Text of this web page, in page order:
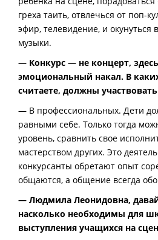
греха таить, отвлечься от поп-
эфир, телевидение, и окунуться
музыки.
— Конкурс — не концерт,
эмоциональный накал. В
считаете, должны
— В профессиональных. Дети
равными себе. Только тогда
уровень, сравнить свое
мастерством других. Это
конкурсанты обретают опыт
общаются, а общение всегда
— Людмила Леонидовна,
насколько необходимы для
выступления учащихся на